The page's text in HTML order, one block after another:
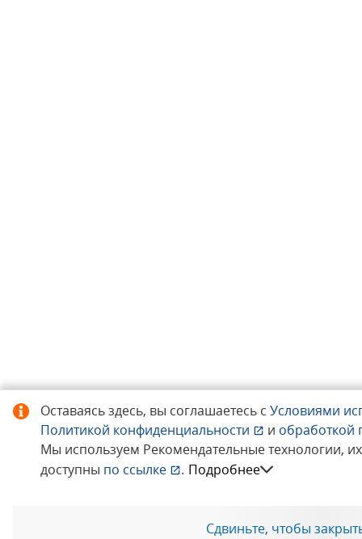
Оставаясь здесь, вы соглашаетесь с Условиями
Политикой конфиденциальности
и обработкой
Мы используем Рекомендательные технологии,
доступны по ссылке . Подробнее
Сдвиньте, чтобы
Позвоните мне